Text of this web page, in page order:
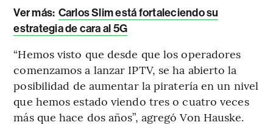
Ver más: Carlos Slim está fortaleciendo su
estrategia de cara al 5G
“Hemos visto que desde que los operadores
comenzamos a lanzar IPTV, se ha abierto la
posibilidad de aumentar la piratería en un nivel
que hemos estado viendo tres o cuatro veces
más que hace dos años”, agregó Von Hauske.